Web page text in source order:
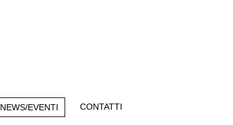
NEWS/EVENTI CONTATTI